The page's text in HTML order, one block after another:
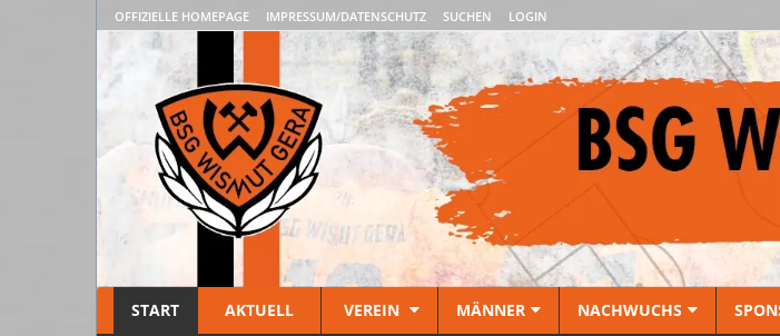
OFFIZIELLE HOMEPAGE IMPRESSUM/DATENSCHUTZ SUCHEN LOGIN
START AKTUELL VEREIN MÄNNER NACHWUCHS